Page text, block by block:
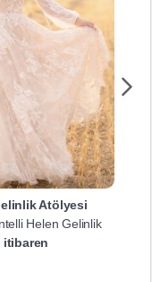
Atölyesi
Helen Gelinlik
itibaren